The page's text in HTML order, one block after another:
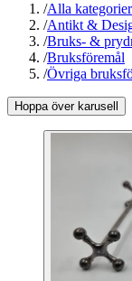
/Alla kategorier
/Antikt &
/Bruks- &
/Bruksföremål
/Övriga
Hoppa över karusell